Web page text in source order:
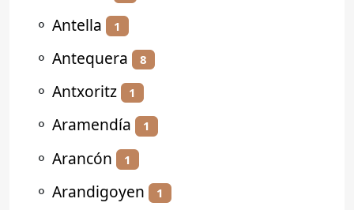
⚬ Antella 1
⚬ Antequera 8
⚬ Antxoritz 1
⚬ Aramendía 1
⚬ Arancón 1
⚬ Arandigoyen 1